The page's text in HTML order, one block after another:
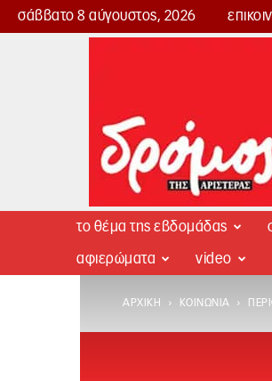
σάββατο 8 αύγουστος, 2026
Δρόμος
το θέμα της εβδομάδας
αφιερώματα video
ΑΡΧΙΚΉ ΚΟΙΝΩΝΊΑ